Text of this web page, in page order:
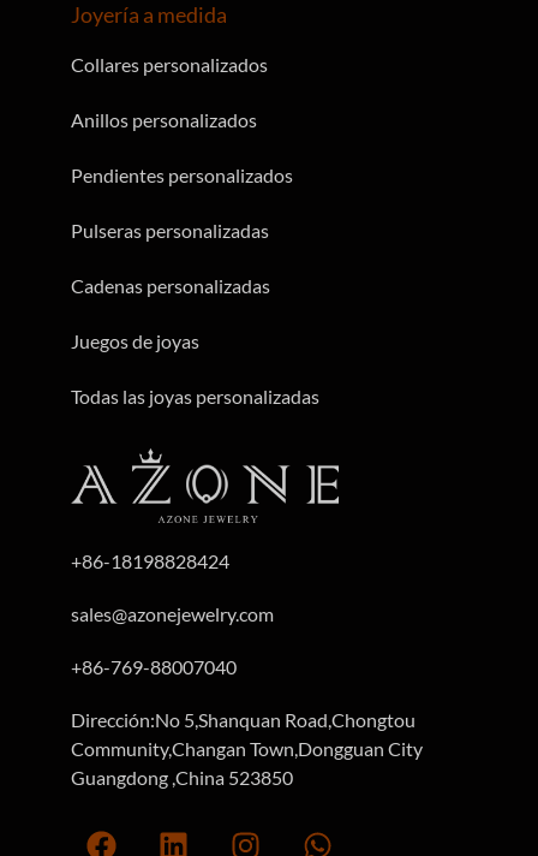
+86-18198828424
sales@azonejewelry.com
+86-769-88007040
Dirección:No 5,Shanquan Road,Chongtou
Community,Changan Town,Dongguan City
Guangdong ,China 523850
Joyería a medida
Collares personalizados
Anillos personalizados
Pendientes personalizados
Pulseras personalizadas
Cadenas personalizadas
Juegos de joyas
Todas las joyas personalizadas